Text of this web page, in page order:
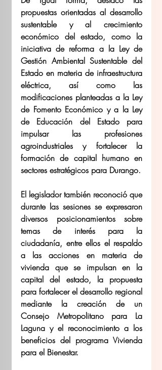
propuestas orientadas al desarrollo
sustentable y al crecimiento
económico del estado, como la
iniciativa de reforma a la Ley de
Gestión Ambiental Sustentable del
Estado en materia de infraestructura
eléctrica, así como las
modificaciones planteadas a la Ley
de Fomento Económico y a la Ley
de Educación del Estado para
impulsar las profesiones
agroindustriales y fortalecer la
formación de capital humano en
sectores estratégicos para Durango.
El legislador también reconoció que
durante las sesiones se expresaron
diversos posicionamientos sobre
temas de interés para la
ciudadanía, entre ellos el respaldo
a las acciones en materia de
vivienda que se impulsan en la
capital del estado, la propuesta
para fortalecer el desarrollo regional
mediante la creación de un
Consejo Metropolitano para La
Laguna y el reconocimiento a los
beneficios del programa Vivienda
para el Bienestar.